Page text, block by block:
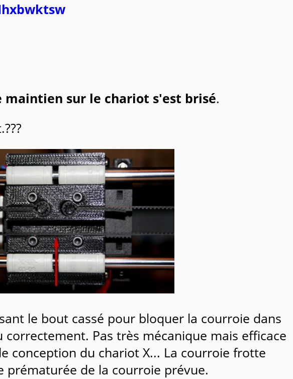
maintien sur le chariot s'est brisé.
le bout cassé pour bloquer la courroie dans
Pas très mécanique mais efficace
conception du chariot X... La courroie frotte
prématurée de la courroie prévue.